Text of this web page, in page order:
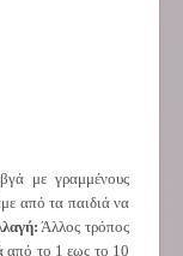
με γραμμένους
από τα παιδιά να
Άλλος τρόπος
από το 1 εως το 10